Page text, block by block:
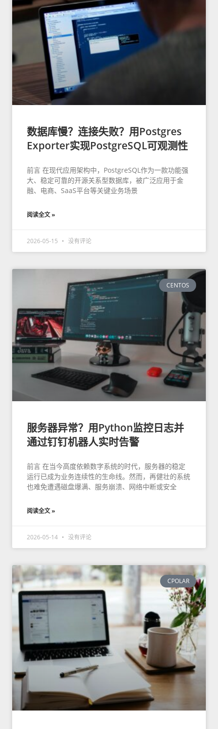
数据库慢？连接失败？用Postgres
Exporter实现PostgreSQL可观测性
前言 在现代应用架构中，PostgreSQL作为一款功能强
大、稳定可靠的开源关系型数据库，被广泛应用于金
融、电商、SaaS平台等关键业务场景
阅读全文 »
2026-05-15 没有评论
CENTOS
服务器异常？用Python监控日志并
通过钉钉机器人实时告警
前言 在当今高度依赖数字系统的时代，服务器的稳定
运行已成为业务连续性的生命线。然而，再健壮的系统
也难免遭遇磁盘爆满、服务崩溃、网络中断或安全
阅读全文 »
2026-05-14 没有评论
CPOLAR